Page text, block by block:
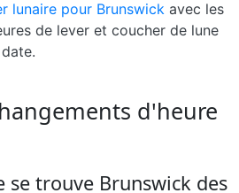
lunaire pour Brunswick avec les
de lever et coucher de lune
d'heure
se trouve Brunswick des